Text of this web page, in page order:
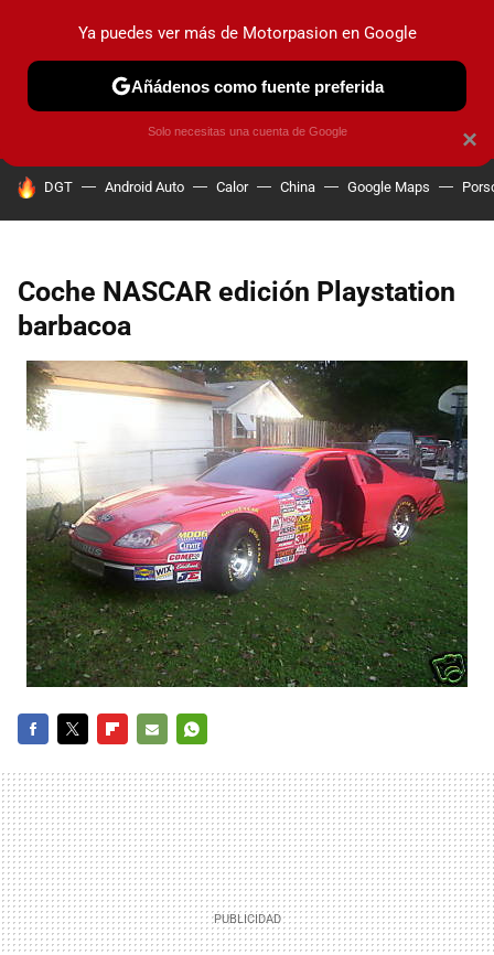
PRUEBAS COCHES ELÉCTRICOS OBSERVATORIO
HOY SE HABLA DE
DGT Android Auto Calor China Google Maps
Coche NASCAR edición Playstation
barbacoa
MAIL
×
Ya puedes ver más de Motorpasion en Google
Añádenos como fuente preferida
Solo necesitas una cuenta de Google